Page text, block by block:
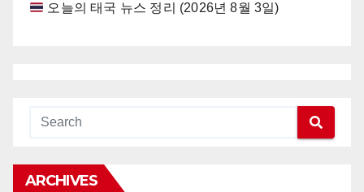
오늘의 태국 뉴스 정리 (2026년 8월 3일)
ARCHIVES